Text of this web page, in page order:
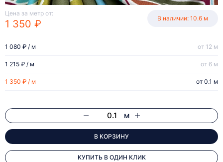
Цена за метр от:
1 350 ₽ В наличии: 10.6 м
1 350 ₽ / м от 0.1 м
1 215 ₽ / м от 6 м
1 080 ₽ / м от 12 м
м
В КОРЗИНУ
КУПИТЬ В ОДИН КЛИК